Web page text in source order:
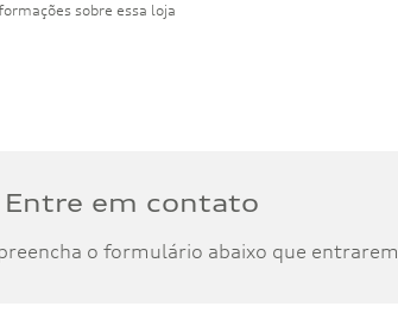
sobre essa loja
Entre em contato
o formulário abaixo que